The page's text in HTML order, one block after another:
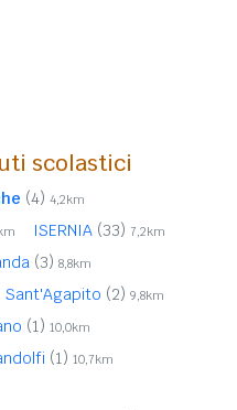
scolastici
(4) 4,2km
ISERNIA (33) 7,2km
(3) 8,8km
Sant'Agapito (2) 9,8km
(1) 10,0km
(1) 10,7km